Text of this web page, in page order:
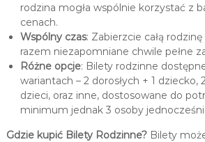
rodzina mogła wspólnie korzystać z
cenach.
Wspólny czas: Zabierzcie całą
razem niezapomniane chwile pełne
Różne opcje: Bilety rodzinne
wariantach – 2 dorosłych + 1 dziecko,
dzieci, oraz inne, dostosowane do
minimum jednak 3 osoby
Gdzie kupić Bilety Rodzinne?Bilety